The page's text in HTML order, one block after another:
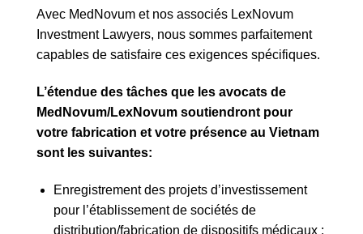
Avec MedNovum et nos associés LexNovum
Investment Lawyers, nous sommes parfaitement
capables de satisfaire ces exigences spécifiques.
L’étendue des tâches que les avocats de
MedNovum/LexNovum soutiendront pour
votre fabrication et votre présence au Vietnam
sont les suivantes:
Enregistrement des projets d’investissement
pour l’établissement de sociétés de
distribution/fabrication de dispositifs médicaux ;